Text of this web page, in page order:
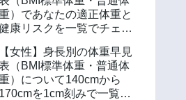
）であなたの適正体重と
康リスクを一覧でチェッ
【女性】身長別の体重早見
（BMI標準体重・普通体
）について140cmから
170cmを1cm刻みで一覧解